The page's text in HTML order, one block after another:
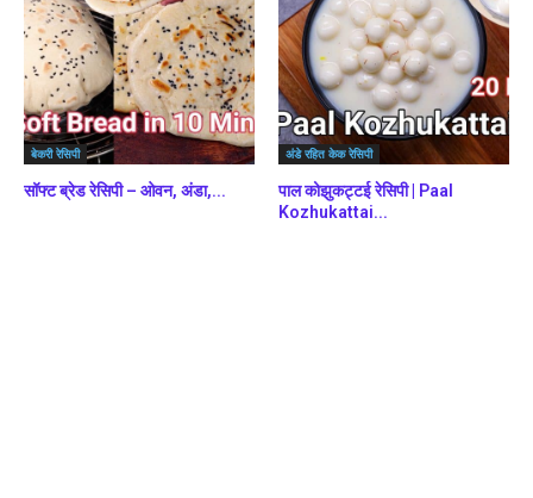
बेकरी रेसिपी
सॉफ्ट ब्रेड रेसिपी – ओवन, अंडा,...
अंडे रहित केक रेसिपी
पाल कोझुकट्टई रेसिपी | Paal
Kozhukattai...